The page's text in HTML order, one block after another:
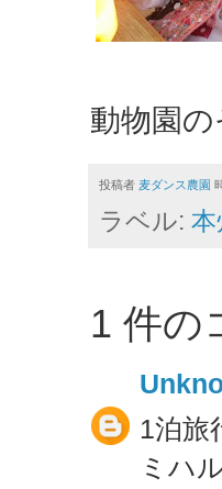
動物園
投稿者 麦ダンス農園
ラベル: 本
1 件の
1泊旅
ミハ